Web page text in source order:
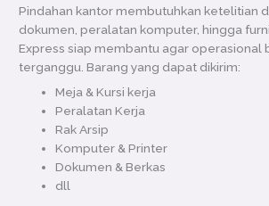
Pindahan kantor membutuhkan ketelitian
dokumen, peralatan komputer, hingga
Express siap membantu agar operasional
terganggu. Barang yang dapat dikirim:
Meja & Kursi kerja
Peralatan Kerja
Rak Arsip
Komputer & Printer
Dokumen & Berkas
dll